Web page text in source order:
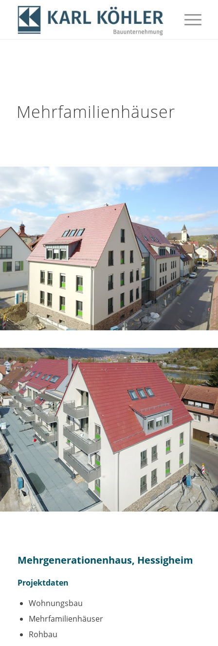
Mehrfamilienhäuser
Mehrgenerationenhaus, Hessigheim
Projektdaten
Wohnungsbau
Mehrfamilienhäuser
Rohbau